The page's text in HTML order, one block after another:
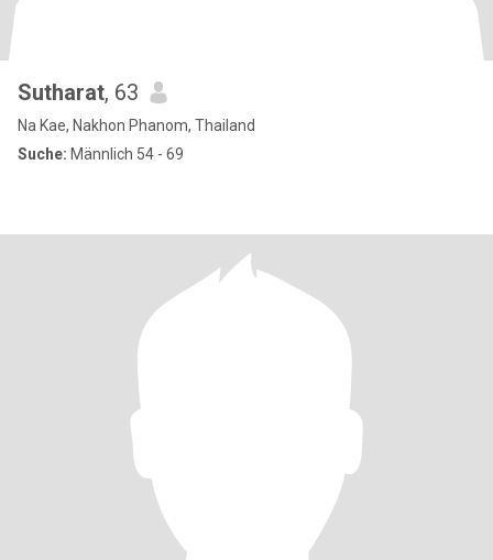
Sutharat, 63
Na Kae, Nakhon Phanom, Thailand
Suche: Männlich 54 - 69